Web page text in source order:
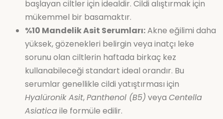
başlayan ciltler için idealdir. Cildi alıştırmak için
mükemmel bir basamaktır.
%10 Mandelik Asit Serumları:Akne eğilimi daha
yüksek, gözenekleri belirgin veya inatçı leke
sorunu olan ciltlerin haftada birkaç kez
kullanabileceği standart ideal orandır. Bu
serumlar genellikle cildi yatıştırması için
Hyalüronik Asit,Panthenol (B5) veya Centella
Asiaticaile formüle edilir.